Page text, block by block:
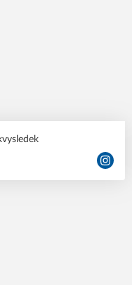
zisku. 🔵 #1skvysledek